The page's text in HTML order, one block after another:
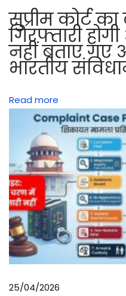
र
ख
ने
वा
बा
सुप्रीम कोर्ट
गिरफ्तारी
नहीं बताए गए
भारतीय
Read more
25/04/2026